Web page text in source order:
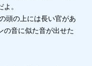
。
頭の上には長い官があ
の音に似た音が出せた